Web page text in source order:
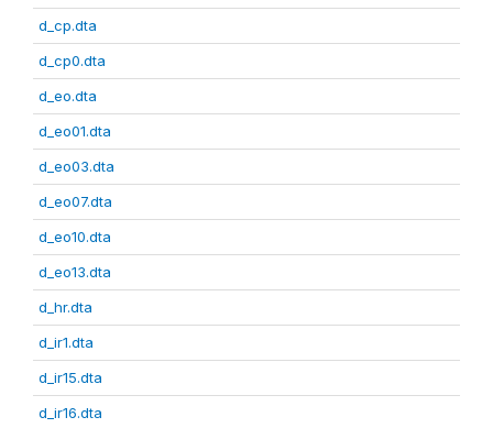
d_cp.dta
d_cp0.dta
d_eo.dta
d_eo01.dta
d_eo03.dta
d_eo07.dta
d_eo10.dta
d_eo13.dta
d_hr.dta
d_ir1.dta
d_ir15.dta
d_ir16.dta